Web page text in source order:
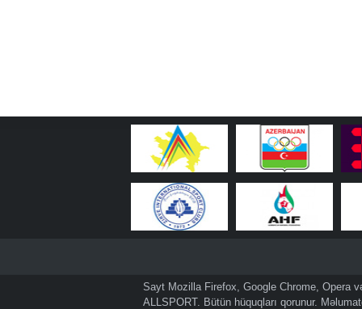
Sayt Mozilla Firefox, Google Chrome, Opera
ALLSPORT. Bütün hüquqları qorunur.